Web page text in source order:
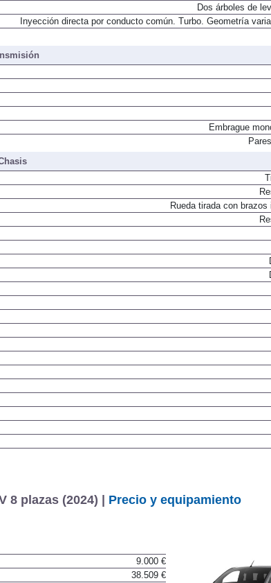
Dos árboles de
Inyección directa por conducto común. Turbo. Geometría
Embrague
Rueda tirada con brazos
8 plazas (2024) | Precio y equipamiento
9.000 €
38.509 €